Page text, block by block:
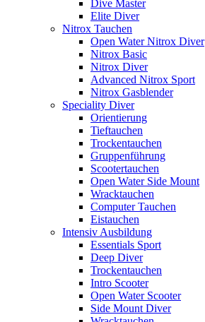
Dive Master
Elite Diver
Nitrox Tauchen
Open Water Nitrox Diver
Nitrox Basic
Nitrox Diver
Advanced Nitrox Sport
Nitrox Gasblender
Speciality Diver
Orientierung
Tieftauchen
Trockentauchen
Gruppenführung
Scootertauchen
Open Water Side Mount
Wracktauchen
Computer Tauchen
Eistauchen
Intensiv Ausbildung
Essentials Sport
Deep Diver
Trockentauchen
Intro Scooter
Open Water Scooter
Side Mount Diver